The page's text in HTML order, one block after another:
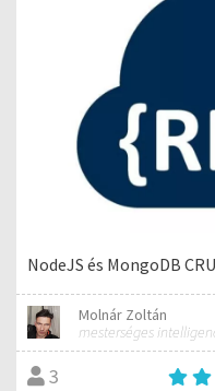
NodeJS és MongoDB
Molnár Zoltán
mesterséges
3